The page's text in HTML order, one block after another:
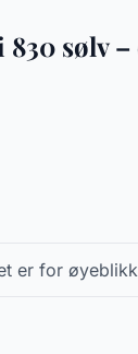
830 sølv
er for